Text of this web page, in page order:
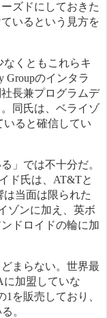
ズドにしておきた
いるという見方を
くともこれらキ
Groupのインタラ
長兼プログラムデ
同氏は、ベライゾ
ると確信してい
」では不十分だ。
ド氏は、AT&Tと
当面は限られた
ゾンに加え、英ボ
ドロイドの輪に加
まらない。世界最
加盟していな
を販売しており、
。